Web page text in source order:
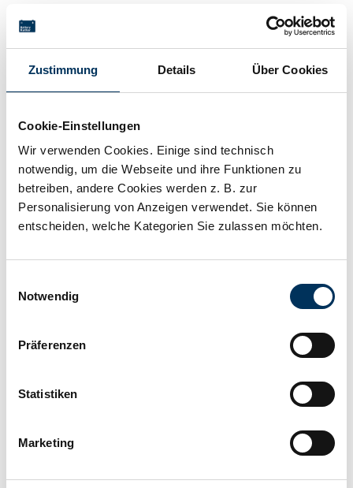
Zustimmung Details Über Cookies
Cookie-Einstellungen
Wir verwenden Cookies. Einige sind technisch
notwendig, um die Webseite und ihre Funktionen zu
betreiben, andere Cookies werden z. B. zur
Personalisierung von Anzeigen verwendet. Sie können
entscheiden, welche Kategorien Sie zulassen möchten.
Notwendig
Präferenzen
Statistiken
Marketing
Alkaline battery 1.5 V 8000mAh Buyable in full pack
quantity up to 20 units (shrink-wrapped)
Technical details
Voltage: 1,5V
Capacity: 8Ah
Connection:
Width:
Height: